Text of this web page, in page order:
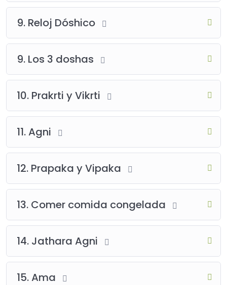
9. Reloj Dóshico
9. Los 3 doshas
10. Prakrti y Vikrti
11. Agni
12. Prapaka y Vipaka
13. Comer comida congelada
14. Jathara Agni
15. Ama